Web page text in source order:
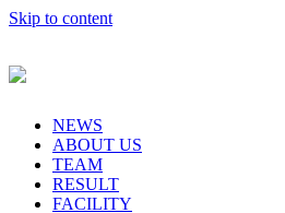
Skip to content
NEWS
ABOUT US
TEAM
RESULT
FACILITY